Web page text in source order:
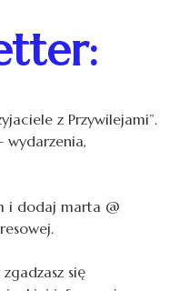
z Przywilejami”.
wydarzenia,
i dodaj marta @
się